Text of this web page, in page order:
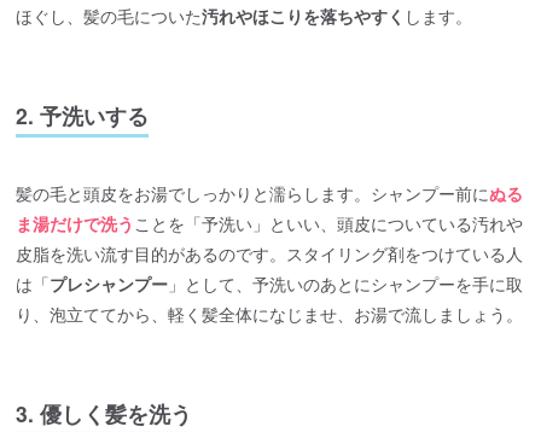
ほぐし、髪の毛についた汚れやほこりを落ちやすく します。
2. 予洗いする
髪の毛と頭皮をお湯でしっかりと濡らします。シャンプー前にぬる
ま湯だけで洗う ことを「予洗い」といい、頭皮についている汚れや
皮脂を洗い流す目的があるのです。スタイリング剤をつけている人
は「プレシャンプー 」として、予洗いのあとにシャンプーを手に取
り、泡立ててから、軽く髪全体になじませ、お湯で流しましょう。
3. 優しく髪を洗う